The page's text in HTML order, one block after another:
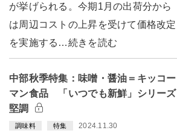
が挙げられる。今期1月の出荷分から
は周辺コストの上昇を受けて価格改定
を実施する…続きを読む
中部秋季特集：味噌・醤油＝キッコー
マン食品 「いつでも新鮮」シリーズ
堅調
調味料 特集 2024.11.30